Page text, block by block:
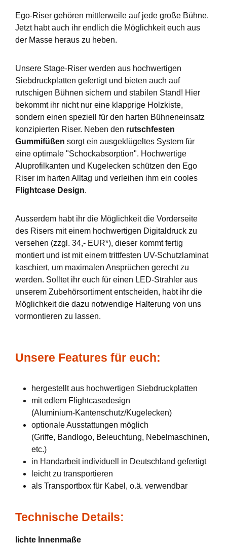
Ego-Riser gehören mittlerweile auf jede große Bühne.
Jetzt habt auch ihr endlich die Möglichkeit euch aus
der Masse heraus zu heben.
Unsere Stage-Riser werden aus hochwertigen
Siebdruckplatten gefertigt und bieten auch auf
rutschigen Bühnen sichern und stabilen Stand! Hier
bekommt ihr nicht nur eine klapprige Holzkiste,
sondern einen speziell für den harten Bühneneinsatz
konzipierten Riser. Neben den rutschfesten
Gummifüßen sorgt ein ausgeklügeltes System für
eine optimale "Schockabsorption". Hochwertige
Aluprofilkanten und Kugelecken schützen den Ego
Riser im harten Alltag und verleihen ihm ein cooles
Flightcase Design.
Ausserdem habt ihr die Möglichkeit die Vorderseite
des Risers mit einem hochwertigen Digitaldruck zu
versehen (zzgl. 34,- EUR*), dieser kommt fertig
montiert und ist mit einem trittfesten UV-Schutzlaminat
kaschiert, um maximalen Ansprüchen gerecht zu
werden. Solltet ihr euch für einen LED-Strahler aus
unserem Zubehörsortiment entscheiden, habt ihr die
Möglichkeit die dazu notwendige Halterung von uns
vormontieren zu lassen.
Unsere Features für euch:
hergestellt aus hochwertigen Siebdruckplatten
mit edlem Flightcasedesign
(Aluminium-Kantenschutz/Kugelecken)
optionale Ausstattungen möglich
(Griffe, Bandlogo, Beleuchtung, Nebelmaschinen,
etc.)
in Handarbeit individuell in Deutschland gefertigt
leicht zu transportieren
als Transportbox für Kabel, o.ä. verwendbar
Technische Details:
lichte Innenmaße